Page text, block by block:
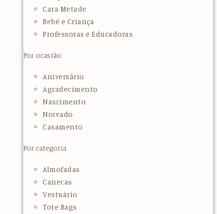
Cara Metade
Bebé e Criança
Professoras e Educadoras
Por ocasião
Aniversário
Agradecimento
Nascimento
Noivado
Casamento
Por categoria
Almofadas
Canecas
Vestuário
Tote Bags